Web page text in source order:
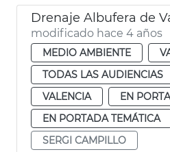
Drenaje Albufera de
modificado hace 4 años
MEDIO AMBIENTE
TODAS LAS AUDIENCIAS
VALENCIA
EN
EN PORTADA TEMÁTICA
SERGI CAMPILLO